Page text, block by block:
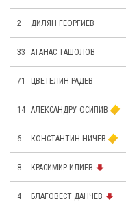
2 ДИЛЯН ГЕОРГИЕВ
33 АТАНАС ТАШОЛОВ
71 ЦВЕТЕЛИН РАДЕВ
14 АЛЕКСАНДРУ ОСИПИВ
6 КОНСТАНТИН НИЧЕВ
8 КРАСИМИР ИЛИЕВ
4 БЛАГОВЕСТ ДАНЧЕВ